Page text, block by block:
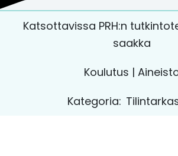
Katsottavissa PRH:n
saakka
Koulutus |
Kategoria: